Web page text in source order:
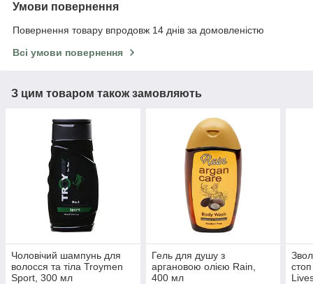
Умови повернення
Повернення товару впродовж 14 днів за домовленістю
Всі умови повернення
З цим товаром також замовляють
Чоловічий шампунь для
волосся та тіла Troymen
Sport, 300 мл
Гель для душу з
аргановою олією Rain,
400 мл
стоп